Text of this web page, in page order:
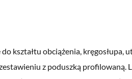
kształtu obciążenia, kręgosłupa,
z poduszką profilowaną.